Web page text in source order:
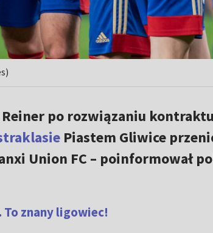
po rozwiązaniu
Piastem Gliwice
Union FC – poinformował
To znany ligowiec!